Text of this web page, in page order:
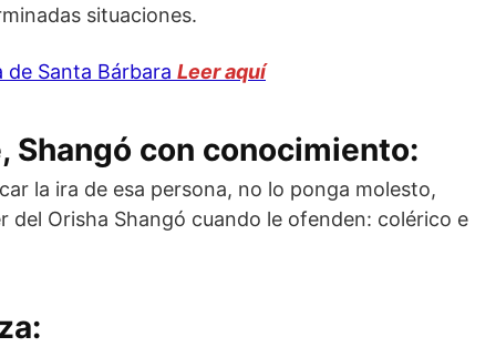
situaciones.
de Santa Bárbara Leer aquí
Shangó con conocimiento:
la ira de esa persona, no lo ponga molesto,
Orisha Shangó cuando le ofenden: colérico e